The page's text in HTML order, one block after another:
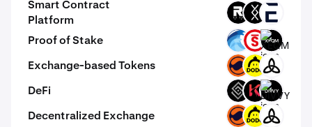
Smart Contract
Platform
ROOT DRC EVR
Proof of Stake OPT PSTAKE XEQM
Exchange-based Tokens MMT DODO MDEX
DeFi DECT KAR DIVVY
Decentralized Exchange MMT DODO MDEX